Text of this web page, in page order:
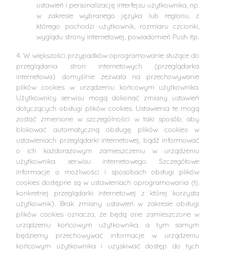
ustawień i personalizację interfejsu użytkownika, np.
w zakresie wybranego języka lub regionu, z
którego pochodzi użytkownik, rozmiaru czcionki,
wyglądu strony internetowej, powiadomień Push itp.
4. W większości przypadków oprogramowanie służące do
przeglądania stron internetowych (przeglądarka
internetowa) domyślnie zezwala na przechowywanie
plików cookies w urządzeniu końcowym użytkownika.
Użytkownicy serwisu mogą dokonać zmiany ustawień
dotyczących obsługi plików cookies. Ustawienia te mogą
zostać zmienione w szczególności w taki sposób, aby
blokować automatyczną obsługę plików cookies w
ustawieniach przeglądarki internetowej, bądź informować
o ich każdorazowym zamieszczeniu w urządzeniu
użytkownika serwisu internetowego. Szczegółowe
informacje o możliwości i sposobach obsługi plików
cookies dostępne są w ustawieniach oprogramowania (tj.
konkretnej przeglądarki internetowej z której korzysta
użytkownik). Brak zmiany ustawień w zakresie obsługi
plików cookies oznacza, że będą one zamieszczone w
urządzeniu końcowym użytkownika, a tym samym
będziemy przechowywać informacje w urządzeniu
końcowym użytkownika i uzyskiwać dostęp do tych